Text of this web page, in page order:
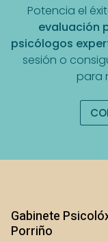
Potencia el
evaluación
psicólogos
sesión o
para
Gabinete
Porriño